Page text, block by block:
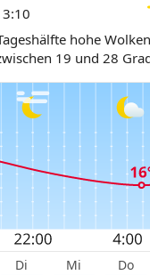
hohe
19 und 28
Di Mi Do